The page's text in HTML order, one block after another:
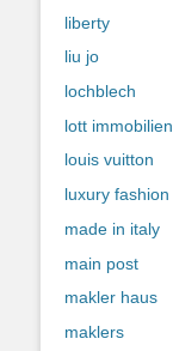
liberty
liu jo
lochblech
lott immobilien
louis vuitton
luxury fashion
made in italy
main post
makler haus
maklers